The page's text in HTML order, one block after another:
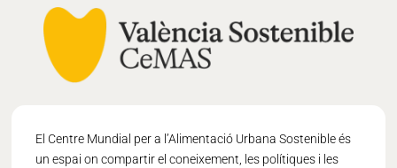
El Centre Mundial per a l’Alimentació Urbana Sostenible és
un espai on compartir el coneixement, les polítiques i les